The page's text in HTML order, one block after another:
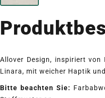
Allover Design, inspiriert von
Linara, mit weicher Haptik
Bitte beachten Sie: